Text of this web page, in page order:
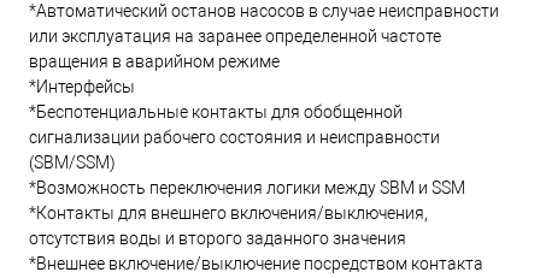
*Автоматический останов насосов в случае неисправности
или эксплуатация на заранее определенной частоте
вращения в аварийном режиме
*Интерфейсы
*Беспотенциальные контакты для обобщенной
сигнализации рабочего состояния и неисправности
(SBM/SSM)
*Возможность переключения логики между SBM и SSM
*Контакты для внешнего включения/выключения,
отсутствия воды и второго заданного значения
*Внешнее включение/выключение посредством контакта